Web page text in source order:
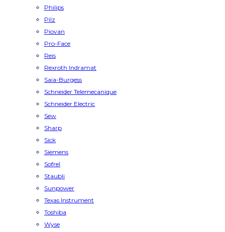
Philips
Pilz
Piovan
Pro-Face
Reis
Rexroth Indramat
Saia-Burgess
Schneider Telemecanique
Schneider Electric
Sew
Sharp
Sick
Siemens
Sofrel
Staubli
Sunpower
Texas Instrument
Toshiba
Wyse